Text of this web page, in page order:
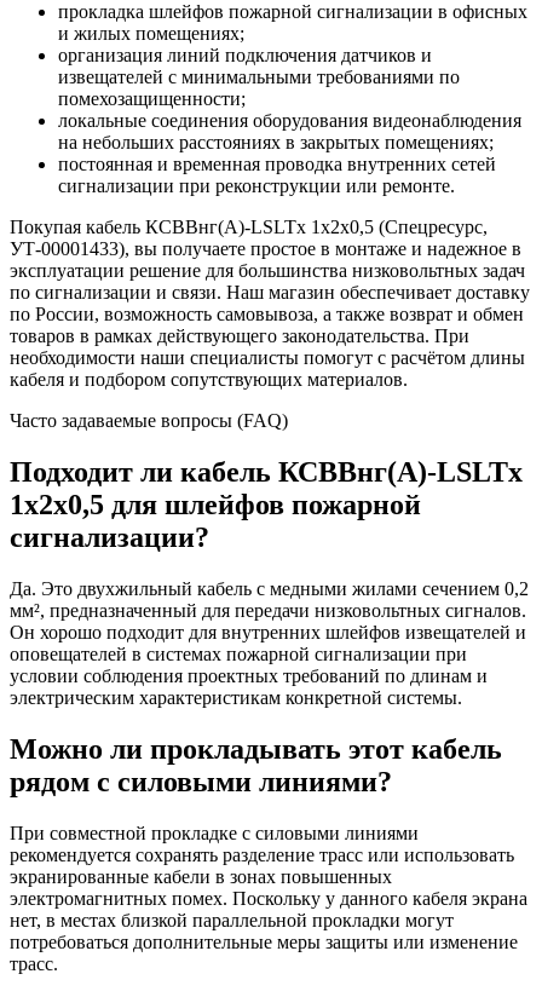
прокладка шлейфов пожарной сигнализации в офисных
и жилых помещениях;
организация линий подключения датчиков и
извещателей с минимальными требованиями по
помехозащищенности;
локальные соединения оборудования видеонаблюдения
на небольших расстояниях в закрытых помещениях;
постоянная и временная проводка внутренних сетей
сигнализации при реконструкции или ремонте.
Покупая кабель КСВВнг(А)-LSLTx 1х2х0,5 (Спецресурс,
УТ-00001433), вы получаете простое в монтаже и надежное в
эксплуатации решение для большинства низковольтных задач
по сигнализации и связи. Наш магазин обеспечивает доставку
по России, возможность самовывоза, а также возврат и обмен
товаров в рамках действующего законодательства. При
необходимости наши специалисты помогут с расчётом длины
кабеля и подбором сопутствующих материалов.
Часто задаваемые вопросы (FAQ)
Подходит ли кабель КСВВнг(А)-LSLTx
1х2х0,5 для шлейфов пожарной
сигнализации?
Да. Это двухжильный кабель с медными жилами сечением 0,2
мм², предназначенный для передачи низковольтных сигналов.
Он хорошо подходит для внутренних шлейфов извещателей и
оповещателей в системах пожарной сигнализации при
условии соблюдения проектных требований по длинам и
электрическим характеристикам конкретной системы.
Можно ли прокладывать этот кабель
рядом с силовыми линиями?
При совместной прокладке с силовыми линиями
рекомендуется сохранять разделение трасс или использовать
экранированные кабели в зонах повышенных
электромагнитных помех. Поскольку у данного кабеля экрана
нет, в местах близкой параллельной прокладки могут
потребоваться дополнительные меры защиты или изменение
трасс.